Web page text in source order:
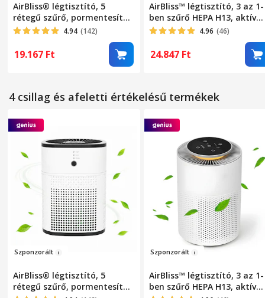
AirBliss® légtisztító, 5
rétegű szűrő, pormentesítő,
HEPA, baktériumellenes,
aktív szén, hidegkatalizátor,
aromaterápiás diffúzor, akár
20 nm-ig tisztít, 3 üzemmód,
hordozható, néma, Fehér
4.94 (142)
19.167 Ft
AirBliss™ légtisztító, 3 az 1-
ben szűrő HEPA H13, aktív
szén, előszűrő, por elleni,
hangulatvilágítás,
érintőképernyő, 3
kikapcsolás, hordozható,
4.96 (46)
24.847 Ft
4 csillag és afeletti értékelésű termékek
Szponzorált
AirBliss® légtisztító, 5
rétegű szűrő, pormentesítő,
Szponzorált
AirBliss™ légtisztító, 3 az 1-
ben szűrő HEPA H13, aktív